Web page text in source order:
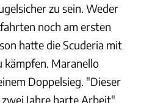
zu sein. Weder
noch am ersten
hatte die Scuderia mit
kämpfen. Maranello
Doppelsieg. "Dieser
Jahre harte Arbeit",